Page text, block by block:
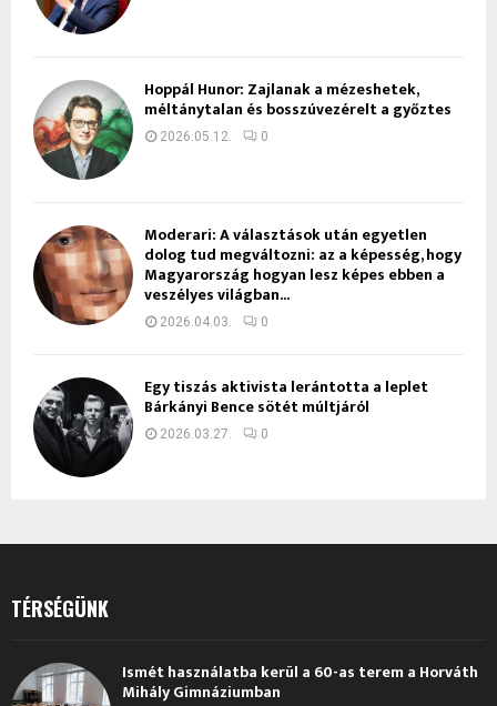
Hoppál Hunor: Zajlanak a mézeshetek,
méltánytalan és bosszúvezérelt a győztes
2026.05.12. 0
Moderari: A választások után egyetlen
dolog tud megváltozni: az a képesség, hogy
Magyarország hogyan lesz képes ebben a
veszélyes világban...
2026.04.03. 0
Egy tiszás aktivista lerántotta a leplet
Bárkányi Bence sötét múltjáról
2026.03.27. 0
TÉRSÉGÜNK
Ismét használatba kerül a 60-as terem a Horváth
Mihály Gimnáziumban